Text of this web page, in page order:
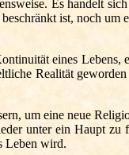
Es handelt
ist, noch um
eines Lebens,
Realität
um eine neue
unter ein Haupt
Leben wird.